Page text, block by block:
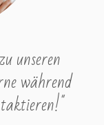
unseren
während